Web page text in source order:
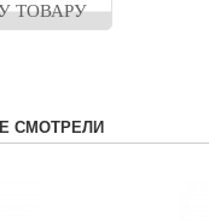
ТОВАРУ
СМОТРЕЛИ